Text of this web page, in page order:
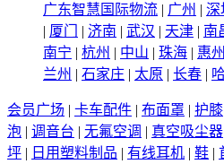
广东智慧国际物流 | 广州 | 深
| 厦门 | 济南 | 武汉 | 天津 | 南
南宁 | 杭州 | 中山 | 珠海 | 惠州
兰州 | 石家庄 | 太原 | 长春 |
会员广场 | 卡车配件 | 布面罩 | 护膝
泡 | 调音台 | 无氟空调 | 真空吸尘器
坪 | 日用塑料制品 | 有线耳机 | 鞋 |